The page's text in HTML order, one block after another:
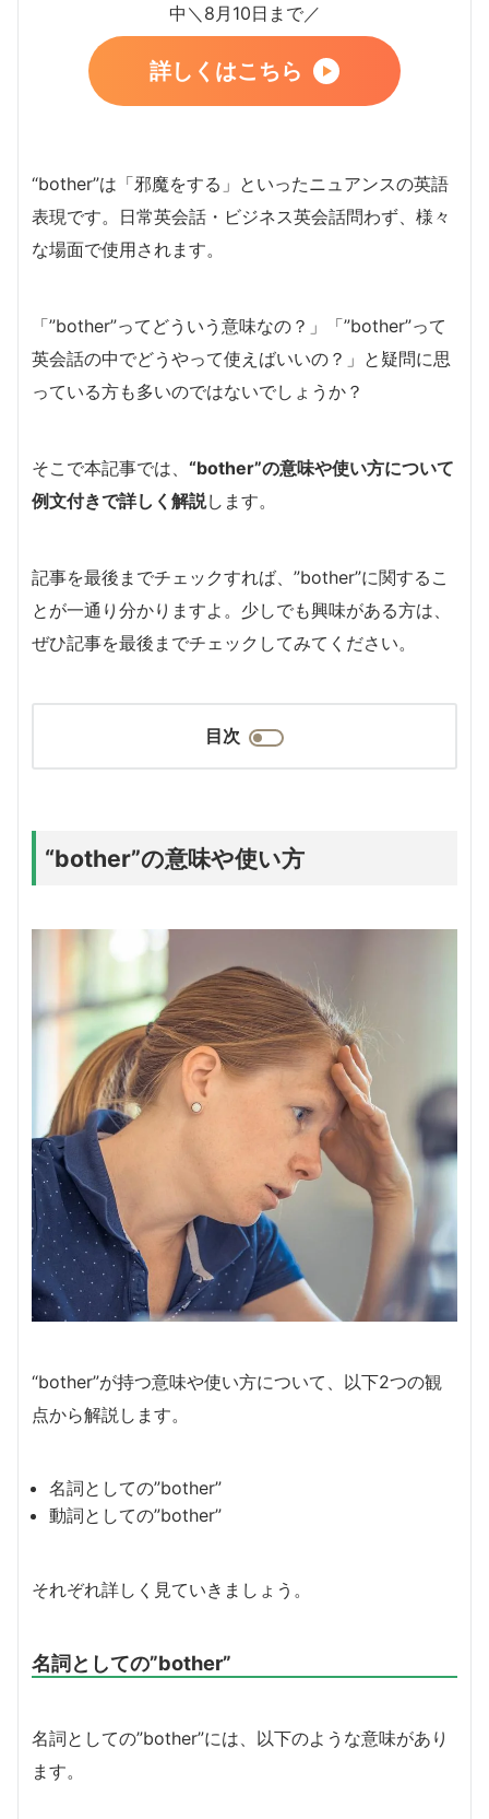
中＼8月10日まで／
詳しくはこちら
“bother”は「邪魔をする」といったニュアンスの英語
表現です。日常英会話・ビジネス英会話問わず、様々
な場面で使用されます。
「”bother”ってどういう意味なの？」「”bother”って
英会話の中でどうやって使えばいいの？」と疑問に思
っている方も多いのではないでしょうか？
そこで本記事では、 “bother”の意味や使い方について
例文付きで詳しく解説します。
記事を最後までチェックすれば、”bother”に関するこ
とが一通り分かりますよ。少しでも興味がある方は、
ぜひ記事を最後までチェックしてみてください。
目次
“bother”の意味や使い方
“bother”が持つ意味や使い方について、以下2つの観
点から解説します。
名詞としての”bother”
動詞としての”bother”
それぞれ詳しく見ていきましょう。
名詞としての”bother”
名詞としての”bother”には、以下のような意味があり
ます。